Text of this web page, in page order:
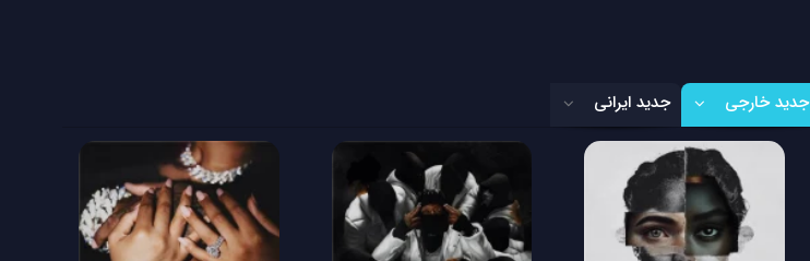
جدید خارجی جدید ایرانی